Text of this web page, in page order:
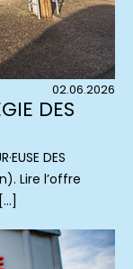
02.06.2026
DES
DES
Lire l’offre